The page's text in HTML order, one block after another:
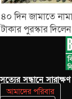
৪০ দিন জামাতে
টাকার পুরস্কার
সত‌্যের সন্ধানে সারাক্ষণ
আমাদের পরিবার